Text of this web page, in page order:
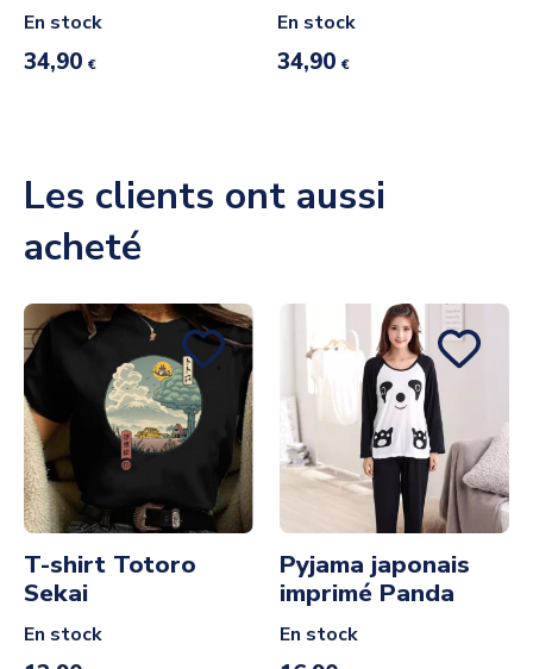
En stock
34,90 €
En stock
34,90 €
Les clients ont aussi
acheté
T-shirt Totoro
Sekai
En stock
Pyjama japonais
imprimé Panda
En stock